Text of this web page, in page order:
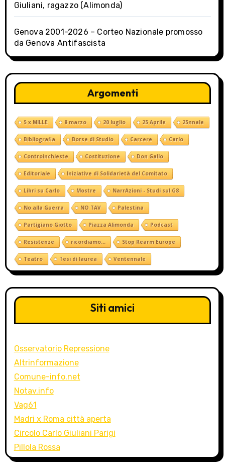
Giuliani, ragazzo (Alimonda)
Genova 2001-2026 – Corteo Nazionale promosso
da Genova Antifascista
Argomenti
5 x MILLE 8 marzo 20 luglio 25 Aprile 25nnale
Bibliografia Borse di Studio Carcere Carlo
Controinchieste Costituzione Don Gallo
Editoriale Iniziative di Solidarietà del Comitato
Libri su Carlo Mostre NarrAzioni - Studi sul G8
No alla Guerra NO TAV Palestina
Partigiano Giotto Piazza Alimonda Podcast
Resistenze ricordiamo... Stop Rearm Europe
Teatro Tesi di laurea Ventennale
Siti amici
Osservatorio Repressione
Altrinformazione
Comune-info.net
Notav.info
Vag61
Madri x Roma città aperta
Circolo Carlo Giuliani Parigi
Pillola Rossa